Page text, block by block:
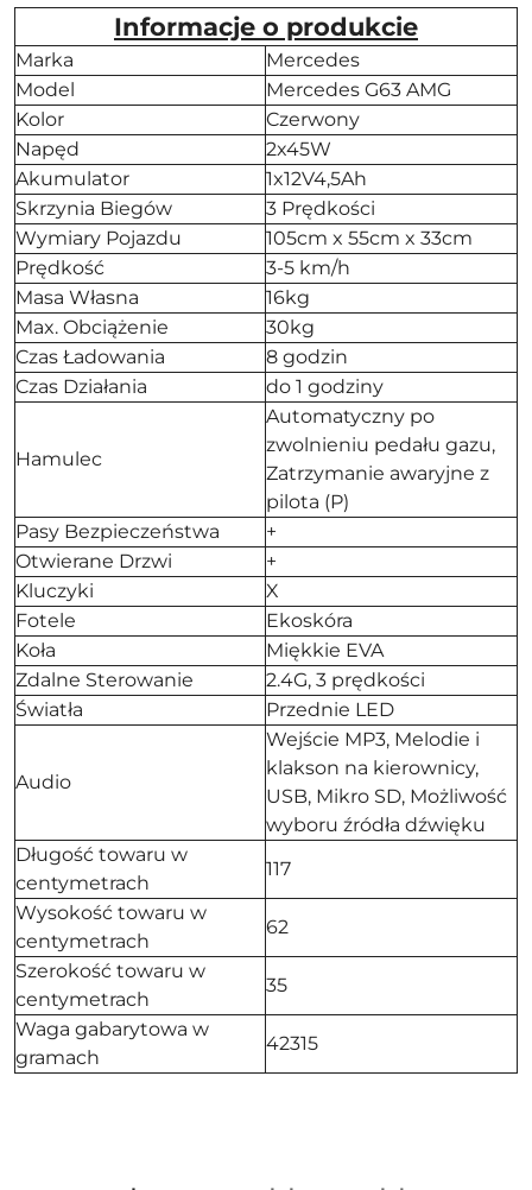
Informacje o produkcie
Marka
Mercedes
Model
Mercedes G63 AMG
Kolor
Czerwony
Napęd
2x45W
Akumulator
1x12V4,5Ah
Skrzynia Biegów
3 Prędkości
Wymiary Pojazdu
105cm x 55cm x 33cm
Prędkość
3-5 km/h
Masa Własna
16kg
Max. Obciążenie
30kg
Czas Ładowania
8 godzin
Czas Działania
do 1 godziny
Hamulec
Automatyczny po
zwolnieniu pedału gazu,
Zatrzymanie awaryjne z
pilota (P)
Pasy Bezpieczeństwa
+
Otwierane Drzwi
+
Kluczyki
X
Fotele
Ekoskóra
Koła
Miękkie EVA
Zdalne Sterowanie
2.4G, 3 prędkości
Światła
Przednie LED
Audio
Wejście MP3, Melodie i
klakson na kierownicy,
USB, Mikro SD, Możliwość
wyboru źródła dźwięku
Długość towaru w
centymetrach
117
Wysokość towaru w
centymetrach
62
Szerokość towaru w
centymetrach
35
Waga gabarytowa w
gramach
42315